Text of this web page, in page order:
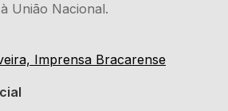
União Nacional.
Imprensa Bracarense